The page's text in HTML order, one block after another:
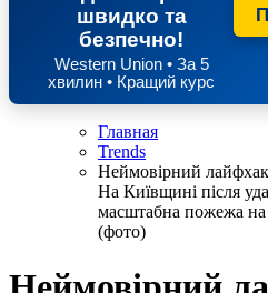
швидко та
безпечно!
Western Union • За 5
хвилин • Кращий курс
Главная
Trends
Неймовірний
На Київщині після
масштабна пожежа
(фото)